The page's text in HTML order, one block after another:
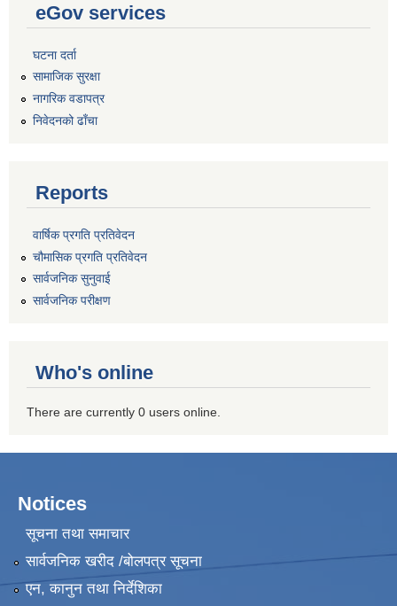
eGov services
घटना दर्ता
सामाजिक सुरक्षा
नागरिक वडापत्र
निवेदनको ढाँचा
Reports
वार्षिक प्रगति प्रतिवेदन
चौमासिक प्रगति प्रतिवेदन
सार्वजनिक सुनुवाई
सार्वजनिक परीक्षण
Who's online
There are currently 0 users online.
Notices
सूचना तथा समाचार
सार्वजनिक खरीद /बोलपत्र सूचना
एन, कानुन तथा निर्देशिका